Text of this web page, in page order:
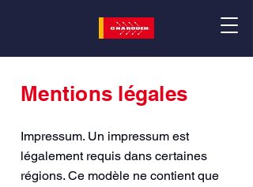
Mentions légales
Impressum. Un impressum est
légalement requis dans certaines
régions. Ce modèle ne contient que